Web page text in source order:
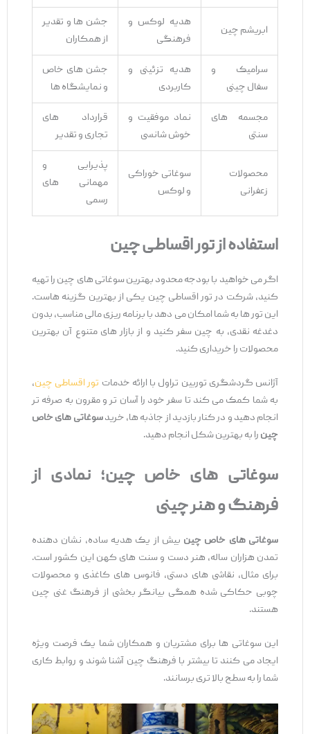
ابریشم چین
هدیه لوکس و
فرهنگی
جشن ‌ها و تقدیر
از همکاران
سرامیک و
سفال چینی
هدیه تزئینی و
کاربردی
جشن‌ های خاص
و نمایشگاه ‌ها
مجسمه ‌های
سنتی
نماد موفقیت و
خوش‌ شانسی
قرارداد های
تجاری و تقدیر
محصولات
زعفرانی
سوغاتی خوراکی
و لوکس
پذیرایی و
مهمانی ‌های
رسمی
استفاده از تور اقساطی چین
اگر می ‌خواهید با بودجه محدود بهترین سوغاتی‌ های چین را تهیه
کنید، شرکت در تور اقساطی چین یکی از بهترین گزینه ‌هاست.
این تور ها به شما امکان می ‌دهد با برنامه ‌ریزی مالی مناسب، بدون
دغدغه نقدی، به چین سفر کنید و از بازار های متنوع آن بهترین
محصولات را خریداری کنید.
آژانس گردشگری توربین تراول با ارائه خدماتتور اقساطی چین،
به شما کمک می ‌کند تا سفر خود را آسان ‌تر و مقرون به صرفه ‌تر
انجام دهید و در کنار بازدید از جاذبه‌ ها، خریدسوغاتی‌های خاص
چینرا به بهترین شکل انجام دهید.
سوغاتی
‌های خاص چین؛ نمادی از
فرهنگ و هنر چینی
سوغاتی ‌های خاص چینبیش از یک هدیه ساده، نشان‌ دهنده
تمدن هزاران ساله، هنر دست و سنت ‌های کهن این کشور است.
برای مثال، نقاشی‌ های دستی، فانوس ‌های کاغذی و محصولات
چوبی حکاکی شده همگی بیانگر بخشی از فرهنگ غنی چین
هستند.
این سوغاتی ‌ها برای مشتریان و همکاران شما یک فرصت ویژه
ایجاد می‌ کنند تا بیشتر با فرهنگ چین آشنا شوند و روابط کاری
شما را به سطح بالا تری برسانند.